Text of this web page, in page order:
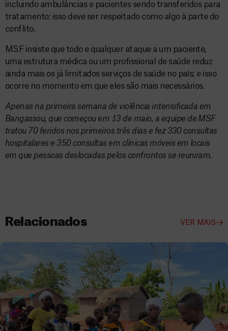
incluindo ambulâncias e pacientes sendo transferidos para
tratamento; isso deve ser respeitado como algo à parte do
conflito.
MSF insiste que todo e qualquer ataque a um paciente,
uma estrutura médica ou um profissional de saúde reduz
ainda mais os já limitados serviços de saúde no país; e isso
ocorre no momento em que eles são mais necessários.
Apenas na primeira semana de violência intensificada em
Bangassou, que começou em 13 de maio, a equipe de MSF
tratou 70 feridos nos primeiros três dias e fez 330 consultas
hospitalares e 350 consultas em clínicas móveis em locais
em que pessoas deslocadas pelos confrontos se reuniram.
Relacionados VER MAIS